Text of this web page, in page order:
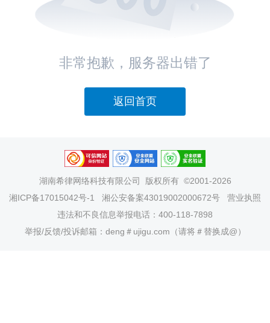
非常抱歉，服务器出错了
返回首页
湖南希律网络科技有限公司
版权所有 ©2001-2026
湘ICP备17015042号-1
湘公安备案43019002000672号
营业执照
违法和不良信息举报电话：400-118-7898
举报/反馈/投诉邮箱：deng＃ujigu.com（请将＃替换成@）